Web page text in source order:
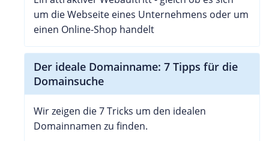
um die Webseite eines Unternehmens oder um
einen Online-Shop handelt
Der ideale Domainname: 7 Tipps für die
Domainsuche
Wir zeigen die 7 Tricks um den idealen
Domainnamen zu finden.